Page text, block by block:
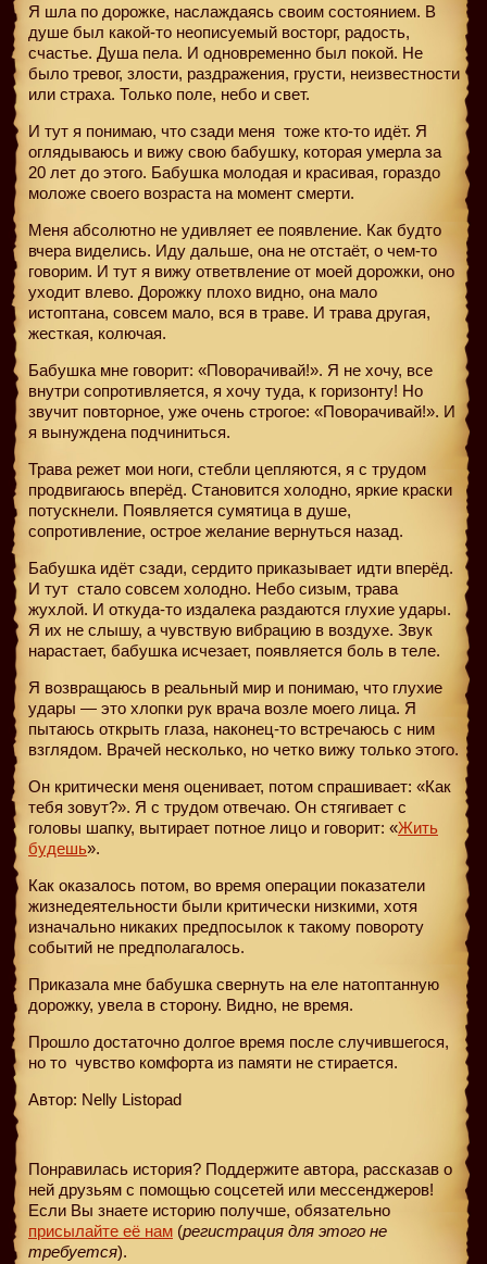
Я шла по дорожке, наслаждаясь своим состоянием. В
душе был какой-то неописуемый восторг, радость,
счастье. Душа пела. И одновременно был покой. Не
было тревог, злости, раздражения, грусти, неизвестности
или страха. Только поле, небо и свет.
И тут я понимаю, что сзади меня тоже кто-то идёт. Я
оглядываюсь и вижу свою бабушку, которая умерла за
20 лет до этого. Бабушка молодая и красивая, гораздо
моложе своего возраста на момент смерти.
Меня абсолютно не удивляет ее появление. Как будто
вчера виделись. Иду дальше, она не отстаёт, о чем-то
говорим. И тут я вижу ответвление от моей дорожки, оно
уходит влево. Дорожку плохо видно, она мало
истоптана, совсем мало, вся в траве. И трава другая,
жесткая, колючая.
Бабушка мне говорит: «Поворачивай!». Я не хочу, все
внутри сопротивляется, я хочу туда, к горизонту! Но
звучит повторное, уже очень строгое: «Поворачивай!». И
я вынуждена подчиниться.
Трава режет мои ноги, стебли цепляются, я с трудом
продвигаюсь вперёд. Становится холодно, яркие краски
потускнели. Появляется сумятица в душе,
сопротивление, острое желание вернуться назад.
Бабушка идёт сзади, сердито приказывает идти вперёд.
И тут стало совсем холодно. Небо сизым, трава
жухлой. И откуда-то издалека раздаются глухие удары.
Я их не слышу, а чувствую вибрацию в воздухе. Звук
нарастает, бабушка исчезает, появляется боль в теле.
Я возвращаюсь в реальный мир и понимаю, что глухие
удары — это хлопки рук врача возле моего лица. Я
пытаюсь открыть глаза, наконец-то встречаюсь с ним
взглядом. Врачей несколько, но четко вижу только этого.
Он критически меня оценивает, потом спрашивает: «Как
тебя зовут?». Я с трудом отвечаю. Он стягивает с
головы шапку, вытирает потное лицо и говорит: «Жить
будешь».
Как оказалось потом, во время операции показатели
жизнедеятельности были критически низкими, хотя
изначально никаких предпосылок к такому повороту
событий не предполагалось.
Приказала мне бабушка свернуть на еле натоптанную
дорожку, увела в сторону. Видно, не время.
Прошло достаточно долгое время после случившегося,
но то чувство комфорта из памяти не стирается.
Автор: Nelly Listopad
Понравилась история? Поддержите автора, рассказав о
ней друзьям с помощью соцсетей или мессенджеров!
Если Вы знаете историю получше, обязательно
присылайте её нам (регистрация для этого не
требуется).